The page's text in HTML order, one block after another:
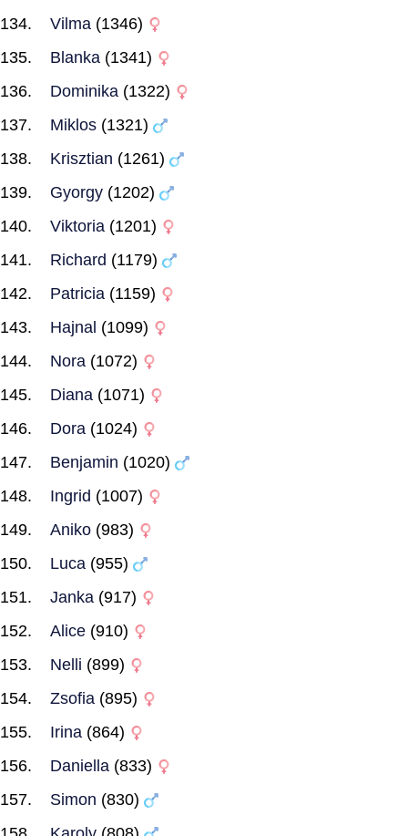
Vilma (1346)
Blanka (1341)
Dominika (1322)
Miklos (1321)
Krisztian (1261)
Gyorgy (1202)
Viktoria (1201)
Richard (1179)
Patricia (1159)
Hajnal (1099)
Nora (1072)
Diana (1071)
Dora (1024)
Benjamin (1020)
Ingrid (1007)
Aniko (983)
Luca (955)
Janka (917)
Alice (910)
Nelli (899)
Zsofia (895)
Irina (864)
Daniella (833)
Simon (830)